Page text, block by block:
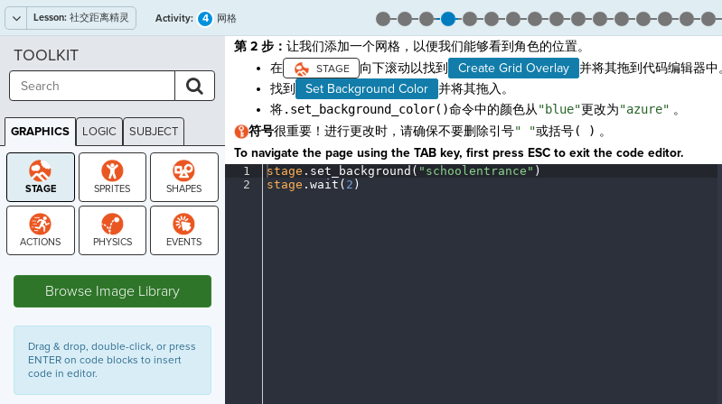
Lesson: 社交距离精灵 Activity: 4 网格
第 2 步： 让我们添加一个网格，以便我们能够看到角色的位置。
在
向下滚动以找到 Create Grid Overlay
并将其拖到代码编辑器中
找到
Set Background Color
并将其拖入。
将.set_background_color()命令中的颜色从"blue"更改为"azure" 。
符号很重要！进行更改时，请确保不要删除引号" "或括号( ) 。
To navigate the page using the TAB key, first press ESC to exit the code editor.
1
2
stage . set_background( "schoolentrance" )
stage . wait( 2 )
TOOLKIT
GRAPHICS LOGIC SUBJECT
GRAPHICS
Browse Image Library
Drag & drop, double-click, or press
ENTER on code blocks to insert
code in editor.